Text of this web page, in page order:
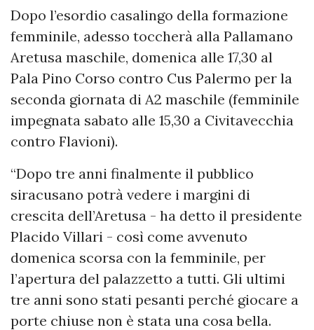
Dopo l’esordio casalingo della formazione
femminile, adesso toccherà alla Pallamano
Aretusa maschile, domenica alle 17,30 al
Pala Pino Corso contro Cus Palermo per la
seconda giornata di A2 maschile (femminile
impegnata sabato alle 15,30 a Civitavecchia
contro Flavioni).
“Dopo tre anni finalmente il pubblico
siracusano potrà vedere i margini di
crescita dell’Aretusa - ha detto il presidente
Placido Villari - così come avvenuto
domenica scorsa con la femminile, per
l’apertura del palazzetto a tutti. Gli ultimi
tre anni sono stati pesanti perché giocare a
porte chiuse non è stata una cosa bella.